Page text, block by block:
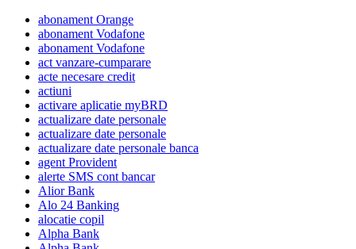
abonament Orange
abonament Vodafone
abonament Vodafone
act vanzare-cumparare
acte necesare credit
actiuni
activare aplicatie myBRD
actualizare date personale
actualizare date personale
actualizare date personale banca
agent Provident
alerte SMS cont bancar
Alior Bank
Alo 24 Banking
alocatie copil
Alpha Bank